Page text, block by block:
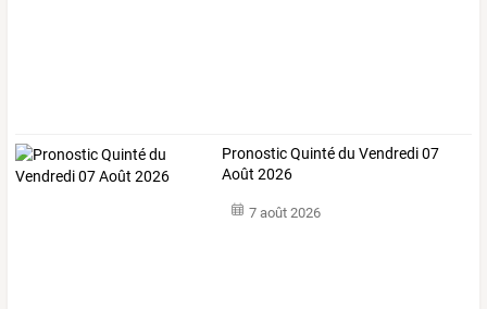
Pronostic Quinté du Vendredi 07
Août 2026
7 août 2026